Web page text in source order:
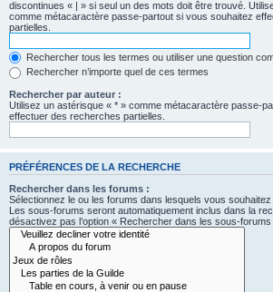
discontinues « | » si seul un des mots doit être trouvé.
comme métacaractère passe-partout si vous souhaitez
partielles.
Rechercher tous les termes ou utiliser une question
Rechercher n’importe quel de ces termes
Rechercher par auteur :
Utilisez un astérisque « * » comme métacaractère passe-
effectuer des recherches partielles.
PRÉFÉRENCES DE LA RECHERCHE
Rechercher dans les forums :
Sélectionnez le ou les forums dans lesquels vous
Les sous-forums seront automatiquement inclus dans la
désactivez pas l’option « Rechercher dans les sous-